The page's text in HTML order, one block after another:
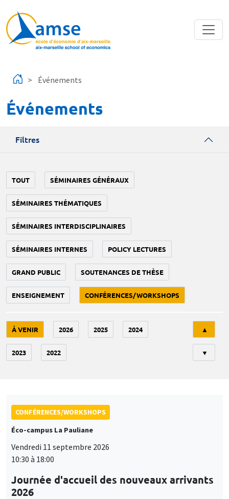
Événements
Événements
Filtres
TOUT SÉMINAIRES GÉNÉRAUX
SÉMINAIRES THÉMATIQUES
SÉMINAIRES INTERDISCIPLINAIRES
SÉMINAIRES INTERNES POLICY LECTURES
GRAND PUBLIC SOUTENANCES DE THÈSE
ENSEIGNEMENT CONFÉRENCES/WORKSHOPS
À VENIR 2026 2025 2024
2023 2022
▲
▼
CONFÉRENCES/WORKSHOPS
Éco-campus La Pauliane
Vendredi 11 septembre 2026
10:30 à 18:00
Journée d'accueil des nouveaux arrivants
2026